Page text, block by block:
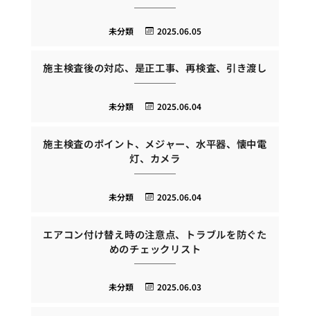
2025.06.05
未分類
施主検査後の対応、是正工事、再検査、引き渡し
2025.06.04
未分類
施主検査のポイント、メジャー、水平器、懐中電
灯、カメラ
2025.06.04
未分類
エアコン付け替え時の注意点、トラブルを防ぐた
めのチェックリスト
2025.06.03
未分類